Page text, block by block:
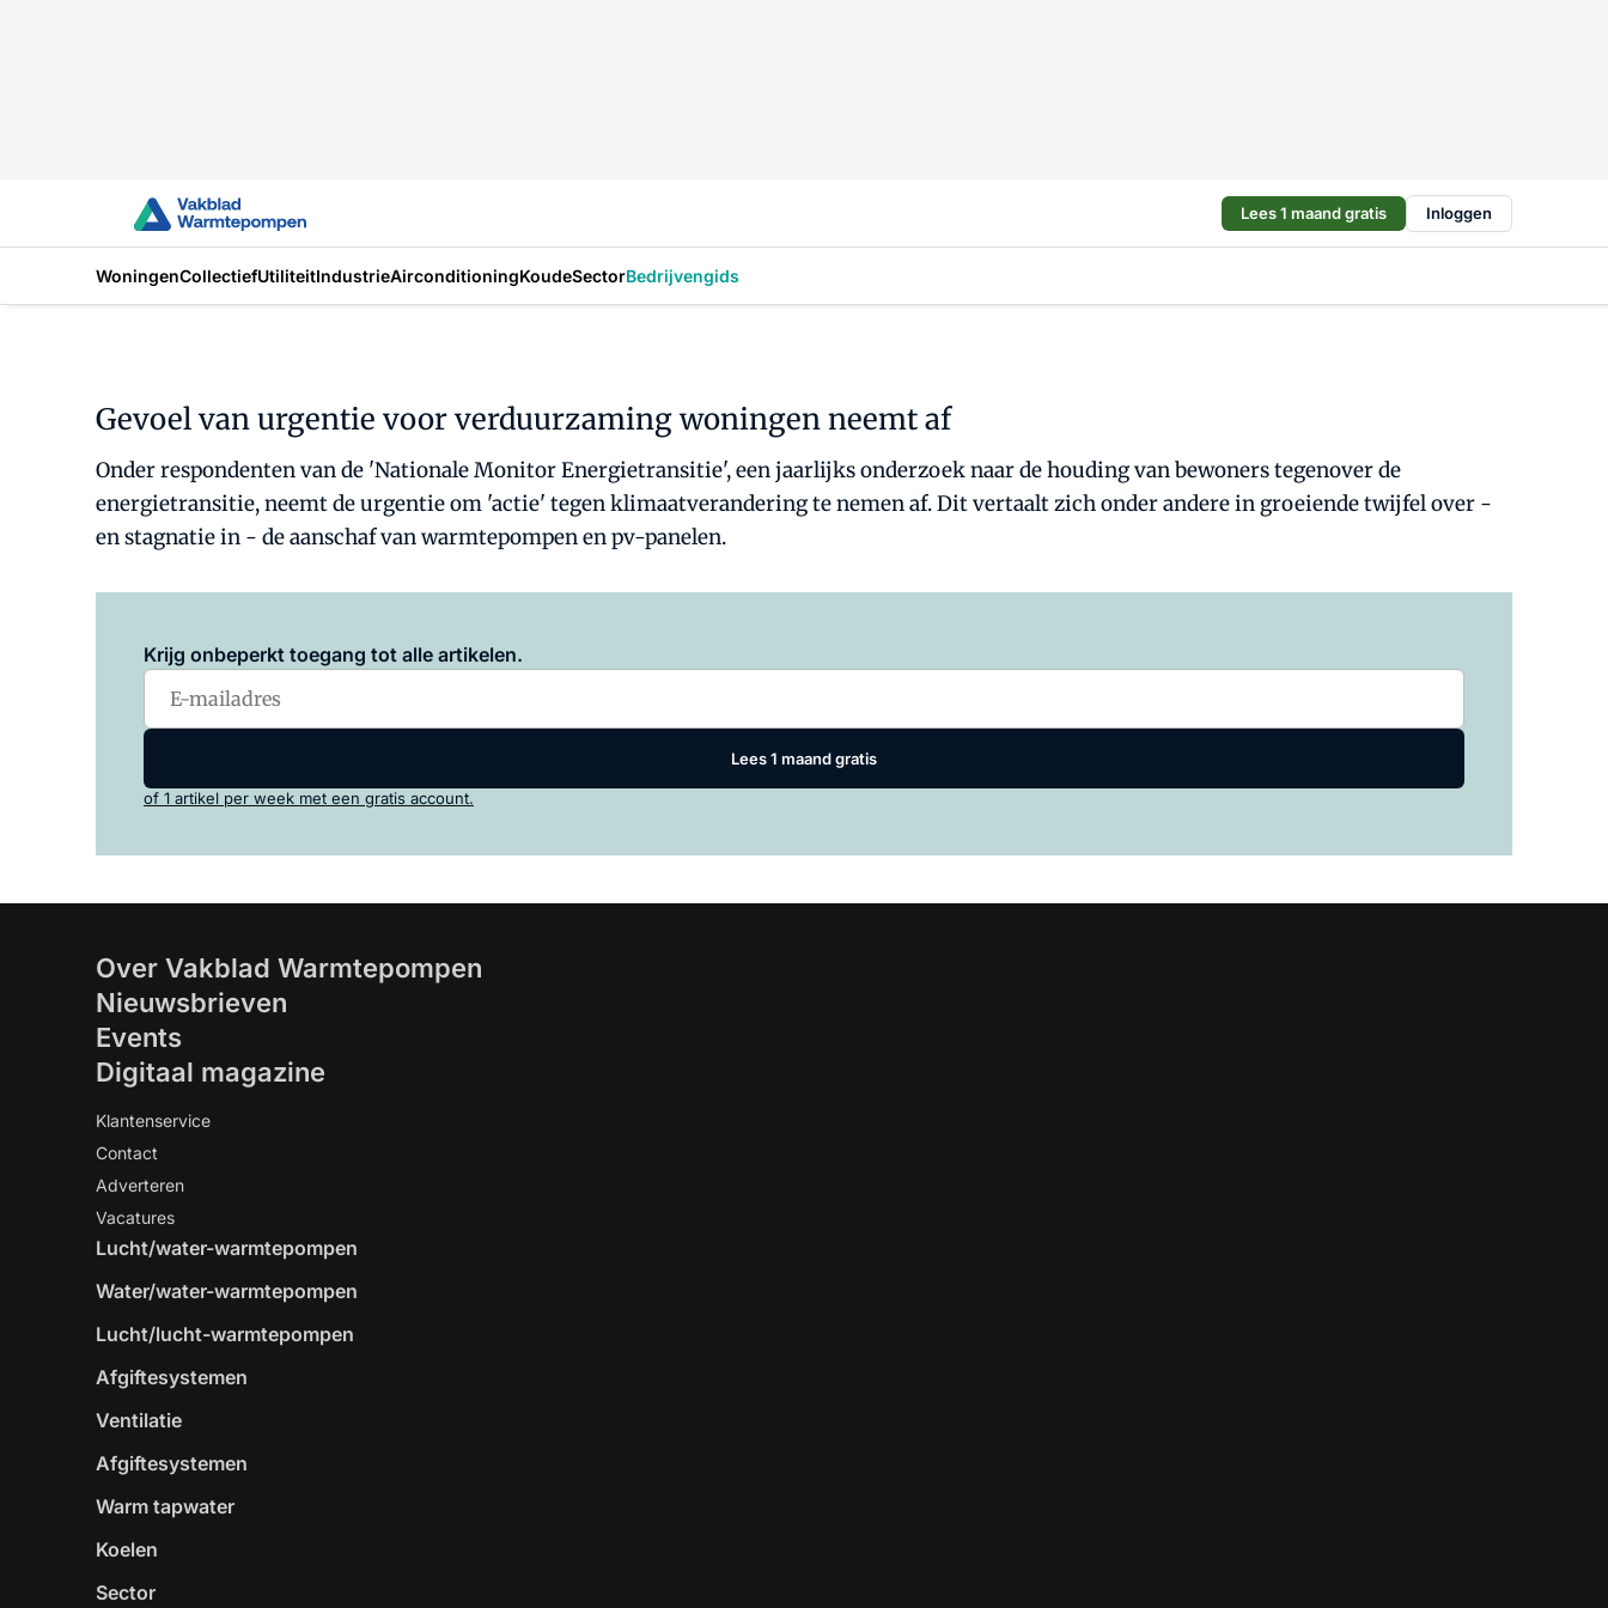
Lees 1 maand gratis Inloggen
WoningenCollectiefUtiliteitIndustrieAirconditioningKoudeSectorBedrijvengids
Gevoel van urgentie voor verduurzaming woningen neemt af
Onder respondenten van de 'Nationale Monitor Energietransitie', een jaarlijks onderzoek naar de houding van bewoners tegenover de
energietransitie, neemt de urgentie om 'actie' tegen klimaatverandering te nemen af. Dit vertaalt zich onder andere in groeiende twijfel over -
en stagnatie in - de aanschaf van warmtepompen en pv-panelen.
Krijg onbeperkt toegang tot alle artikelen.
Lees 1 maand gratis
of 1 artikel per week met een gratis account.
Over Vakblad Warmtepompen
Nieuwsbrieven
Events
Digitaal magazine
Klantenservice
Contact
Adverteren
Vacatures
Lucht/water-warmtepompen
Water/water-warmtepompen
Lucht/lucht-warmtepompen
Afgiftesystemen
Ventilatie
Afgiftesystemen
Warm tapwater
Koelen
Sector